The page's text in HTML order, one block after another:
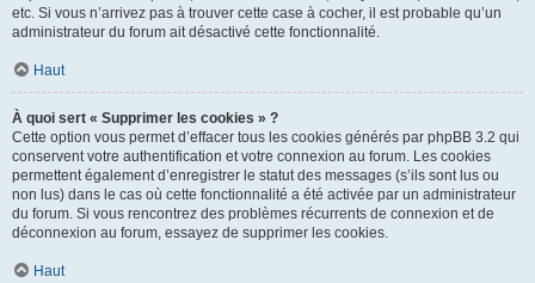
etc. Si vous n’arrivez pas à trouver cette case à cocher, il est probable qu’un
administrateur du forum ait désactivé cette fonctionnalité.
Haut
À quoi sert « Supprimer les cookies » ?
Cette option vous permet d’effacer tous les cookies générés par phpBB 3.2 qui
conservent votre authentification et votre connexion au forum. Les cookies
permettent également d’enregistrer le statut des messages (s’ils sont lus ou
non lus) dans le cas où cette fonctionnalité a été activée par un administrateur
du forum. Si vous rencontrez des problèmes récurrents de connexion et de
déconnexion au forum, essayez de supprimer les cookies.
Haut